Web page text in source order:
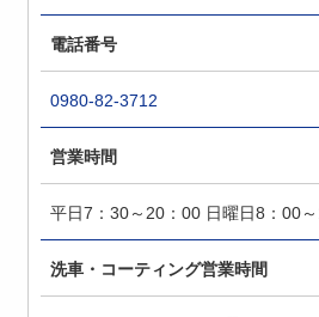
電話番号
0980-82-3712
営業時間
平日7：30～20：00 日曜日8：00
洗車・コーティング営業時間